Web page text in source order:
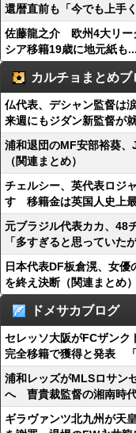
還暦直前も「今でも上手
佐藤龍之介 欧州4大リー
シア移籍19歳に地元紙も...
カルチョまとめブ
仏代表、デシャン監督は
来週にもジダン新監督が
浦和退団のMF安部裕葵、
（関連まとめ）
チェルシー、英代表ロジ
す 移籍金は英国人史上
元ブラジル代表カカ、48
「多すぎると思っていた
日本代表DF板倉滉、女
を終え決断（関連まとめ）
ドメサカブログ
セレッソ大阪がFCザンク
完全移籍で獲得と発表
浦和レッズがMLSロサン
へ 曺貴裁監督の湘南時
ギラヴァンツ北九州が天